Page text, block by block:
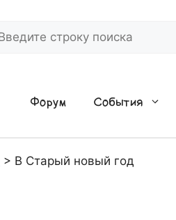
Форум События
> В Старый новый год